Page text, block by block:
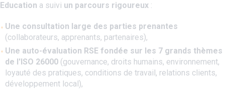
Education a suivi un parcours rigoureux :
Une consultation large des parties prenantes
(collaborateurs, apprenants, partenaires),
Une auto-évaluation RSE fondée sur les 7 grands thèmes
de l'ISO 26000 (gouvernance, droits humains, environnement,
loyauté des pratiques, conditions de travail, relations clients,
développement local),